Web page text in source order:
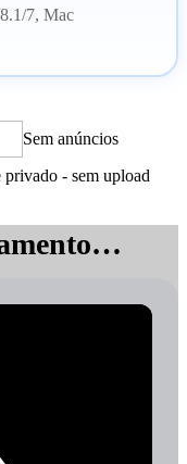
7, Mac
Sem anúncios
privado - sem upload